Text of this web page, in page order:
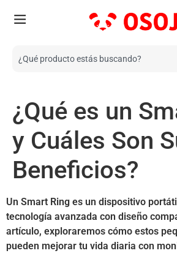
¿Qué es un
y Cuáles Son
Beneficios?
Un Smart Ring es un dispositivo
tecnología avanzada con diseño
artículo, exploraremos cómo estos
pueden mejorar tu vida diaria con